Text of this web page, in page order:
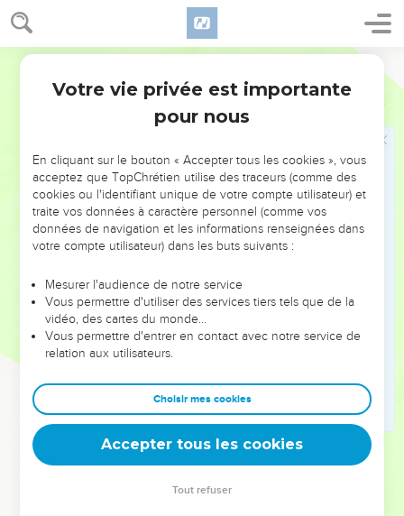
4
servir.
40 Au coucher du soleil, tous ceux qui ont des malades de
tête de chacun et il les guérit.
Des esprits mauvais sortent de beaucoup de malades en
criant : « Tu es le Fils de Dieu ! » Mais Jésus les menace et il
ne les laisse pas parler, parce qu’ils savent que Jésus est le
Messie.
Jésus prêche dans les synagogues
endroit désert. Une foule de gens se met à le chercher. Ils
rejoignent Jésus et veulent le retenir pour qu’il ne les quitte
Mais Jésus leur dit : « Je dois aussi apporter la Bonne
pour cela que Dieu m’a envoyé. »
Et il annonce la Bonne Nouvelle dans les maisons de
prière de Judée.
© Société biblique française – Bibli’O, 2000, avec autorisation. Pour vous procurer
Votre vie privée est importante
pour nous
En cliquant sur le bouton « Accepter tous les cookies », vous
acceptez que TopChrétien utilise des traceurs (comme des
cookies ou l'identifiant unique de votre compte utilisateur) et
traite vos données à caractère personnel (comme vos
données de navigation et les informations renseignées dans
votre compte utilisateur) dans les buts suivants :
Mesurer l'audience de notre service
Vous permettre d'utiliser des services tiers tels que de la
vidéo, des cartes du monde…
Vous permettre d'entrer en contact avec notre service de
relation aux utilisateurs.
Choisir mes cookies
Accepter tous les cookies
Tout refuser